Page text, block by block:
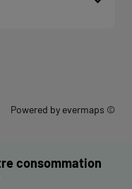
Powered by evermaps ©
consommation